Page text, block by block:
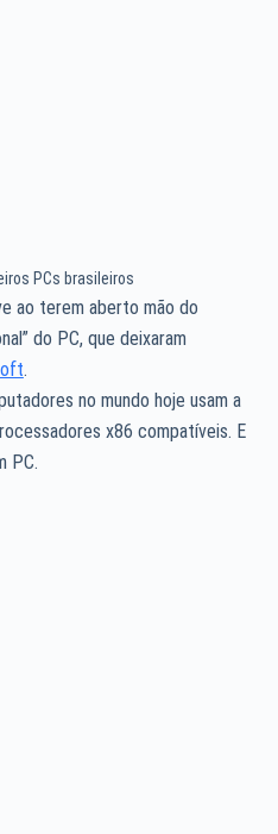
PCs brasileiros
ao terem aberto mão do
do PC, que deixaram
.
no mundo hoje usam a
x86 compatíveis. E
PC.